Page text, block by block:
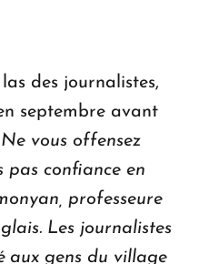
des journalistes,
septembre avant
vous offensez
pas confiance en
professeure
Les journalistes
aux gens du village